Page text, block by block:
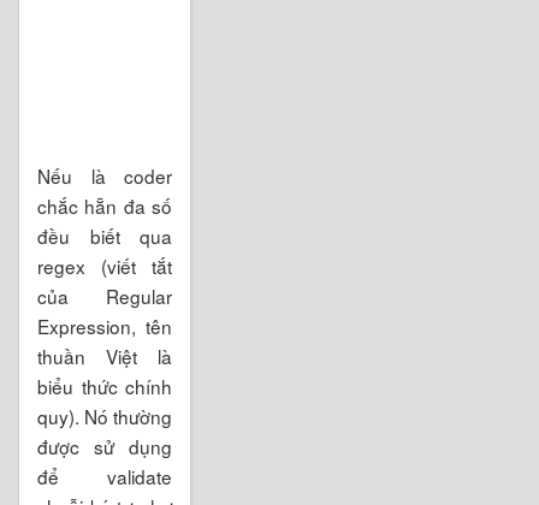
Nếu là coder
chắc hẵn đa số
đều biết qua
regex (viết tắt
của Regular
Expression, tên
thuần Việt là
biểu thức chính
quy). Nó thường
được sử dụng
để validate